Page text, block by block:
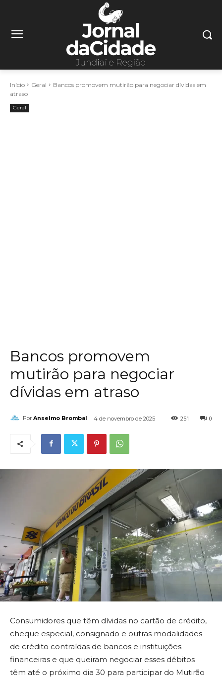
Início Geral
Bancos promovem mutirão para negociar dívidas em
atraso
Geral
Bancos promovem
mutirão para negociar
dívidas em atraso
Por Anselmo Brombal 4 de novembro de 2025 0
251
Consumidores que têm dívidas no cartão de crédito,
cheque especial, consignado e outras modalidades
de crédito contraídas de bancos e instituições
financeiras e que queiram negociar esses débitos
têm até o próximo dia 30 para participar do Mutirão